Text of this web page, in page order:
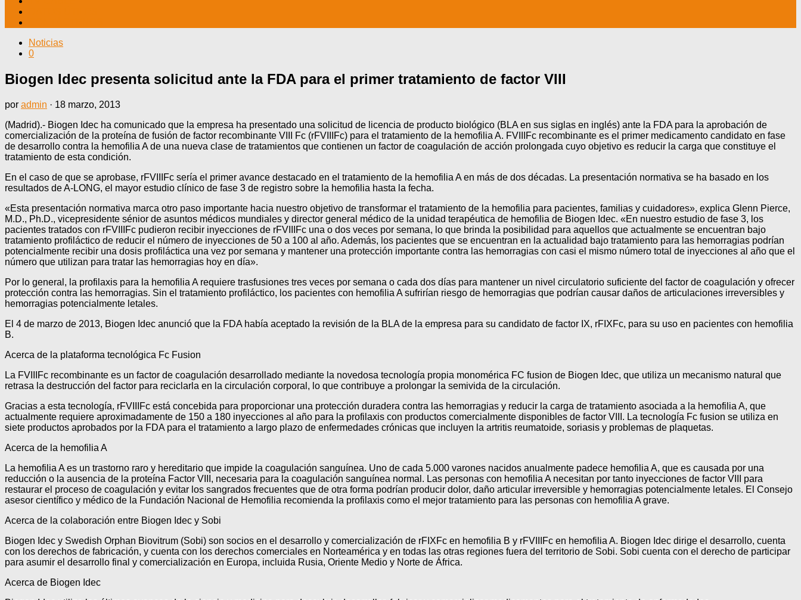
Noticias
0
Biogen Idec presenta solicitud ante la FDA para el primer tratamiento de factor VIII
por admin · 18 marzo, 2013
(Madrid).- Biogen Idec ha comunicado que la empresa ha presentado una solicitud de licencia de producto biológico (BLA en sus siglas en inglés) ante la FDA para la aprobación de
comercialización de la proteína de fusión de factor recombinante VIII Fc (rFVIIIFc) para el tratamiento de la hemofilia A. FVIIIFc recombinante es el primer medicamento candidato en fase
de desarrollo contra la hemofilia A de una nueva clase de tratamientos que contienen un factor de coagulación de acción prolongada cuyo objetivo es reducir la carga que constituye el
tratamiento de esta condición.
En el caso de que se aprobase, rFVIIIFc sería el primer avance destacado en el tratamiento de la hemofilia A en más de dos décadas. La presentación normativa se ha basado en los
resultados de A-LONG, el mayor estudio clínico de fase 3 de registro sobre la hemofilia hasta la fecha.
«Esta presentación normativa marca otro paso importante hacia nuestro objetivo de transformar el tratamiento de la hemofilia para pacientes, familias y cuidadores», explica Glenn Pierce,
M.D., Ph.D., vicepresidente sénior de asuntos médicos mundiales y director general médico de la unidad terapéutica de hemofilia de Biogen Idec. «En nuestro estudio de fase 3, los
pacientes tratados con rFVIIIFc pudieron recibir inyecciones de rFVIIIFc una o dos veces por semana, lo que brinda la posibilidad para aquellos que actualmente se encuentran bajo
tratamiento profiláctico de reducir el número de inyecciones de 50 a 100 al año. Además, los pacientes que se encuentran en la actualidad bajo tratamiento para las hemorragias podrían
potencialmente recibir una dosis profiláctica una vez por semana y mantener una protección importante contra las hemorragias con casi el mismo número total de inyecciones al año que el
número que utilizan para tratar las hemorragias hoy en día».
Por lo general, la profilaxis para la hemofilia A requiere trasfusiones tres veces por semana o cada dos días para mantener un nivel circulatorio suficiente del factor de coagulación y ofrecer
protección contra las hemorragias. Sin el tratamiento profiláctico, los pacientes con hemofilia A sufrirían riesgo de hemorragias que podrían causar daños de articulaciones irreversibles y
hemorragias potencialmente letales.
El 4 de marzo de 2013, Biogen Idec anunció que la FDA había aceptado la revisión de la BLA de la empresa para su candidato de factor IX, rFIXFc, para su uso en pacientes con hemofilia
B.
Acerca de la plataforma tecnológica Fc Fusion
La FVIIIFc recombinante es un factor de coagulación desarrollado mediante la novedosa tecnología propia monomérica FC fusion de Biogen Idec, que utiliza un mecanismo natural que
retrasa la destrucción del factor para reciclarla en la circulación corporal, lo que contribuye a prolongar la semivida de la circulación.
Gracias a esta tecnología, rFVIIIFc está concebida para proporcionar una protección duradera contra las hemorragias y reducir la carga de tratamiento asociada a la hemofilia A, que
actualmente requiere aproximadamente de 150 a 180 inyecciones al año para la profilaxis con productos comercialmente disponibles de factor VIII. La tecnología Fc fusion se utiliza en
siete productos aprobados por la FDA para el tratamiento a largo plazo de enfermedades crónicas que incluyen la artritis reumatoide, soriasis y problemas de plaquetas.
Acerca de la hemofilia A
La hemofilia A es un trastorno raro y hereditario que impide la coagulación sanguínea. Uno de cada 5.000 varones nacidos anualmente padece hemofilia A, que es causada por una
reducción o la ausencia de la proteína Factor VIII, necesaria para la coagulación sanguínea normal. Las personas con hemofilia A necesitan por tanto inyecciones de factor VIII para
restaurar el proceso de coagulación y evitar los sangrados frecuentes que de otra forma podrían producir dolor, daño articular irreversible y hemorragias potencialmente letales. El Consejo
asesor científico y médico de la Fundación Nacional de Hemofilia recomienda la profilaxis como el mejor tratamiento para las personas con hemofilia A grave.
Acerca de la colaboración entre Biogen Idec y Sobi
Biogen Idec y Swedish Orphan Biovitrum (Sobi) son socios en el desarrollo y comercialización de rFIXFc en hemofilia B y rFVIIIFc en hemofilia A. Biogen Idec dirige el desarrollo, cuenta
con los derechos de fabricación, y cuenta con los derechos comerciales en Norteamérica y en todas las otras regiones fuera del territorio de Sobi. Sobi cuenta con el derecho de participar
para asumir el desarrollo final y comercialización en Europa, incluida Rusia, Oriente Medio y Norte de África.
Acerca de Biogen Idec